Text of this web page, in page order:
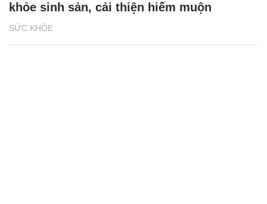
SỨC KHỎE
khỏe sinh sản, cải thiện hiếm muộn